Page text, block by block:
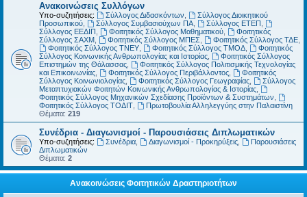
Ανακοινώσεις Συλλόγων
Υπο-συζητήσεις: Σύλλογος Διδασκόντων
Σύλλογος Διοικητικού
Προσωπικού
Σύλλογος Συμβασιούχων ΠΑ, Σύλλογος ΕΤΕΠ
Σύλλογος ΕΕΔΙΠ
Φοιτητικός Σύλλογος Μαθηματικού,
Φοιτητικός
Σύλλογος ΣΑΧΜ
Φοιτητικός Σύλλογος ΜΠΕΣ Φοιτητικός Σύλλογος ΤΔΕ,
Φοιτητικός Σύλλογος ΤΝΕΥ, Φοιτητικός Σύλλογος ΤΜΟΔ,
Φοιτητικός
Σύλλογος Κοινωνικής Ανθρωπολογίας και Ιστορίας
Φοιτητικός Σύλλογος
Επιστημών της Θάλασσας
Φοιτητικός Σύλλογος Πολιτισμικής Τεχνολογίας
και Επικοινωνίας
Φοιτητικός Σύλλογος Περιβάλλοντος,
Φοιτητικός
Σύλλογος Κοινωνιολογίας
Φοιτητικός Σύλλογος Γεωγραφίας,
Σύλλογος
Μεταπτυχιακών Φοιτητών Κοινωνικής Ανθρωπολογίας & Ιστορίας
Φοιτητικός Σύλλογος Μηχανικών Σχεδίασης Προϊόντων & Συστημάτων
Φοιτητικός Σύλλογος ΤΟΔΙΤ
Πρωτοβουλία Αλληλεγγύης στην Παλαιστίνη
Θέματα: 219
Συνέδρια - Διαγωνισμοί - Παρουσιάσεις Διπλωματικών
Υπο-συζητήσεις: Συνέδρια, Διαγωνισμοί - Προκηρύξεις,
Παρουσιάσεις
Διπλωματικών
Θέματα: 2
Ανακοινώσεις Φοιτητικών Δραστηριοτήτων